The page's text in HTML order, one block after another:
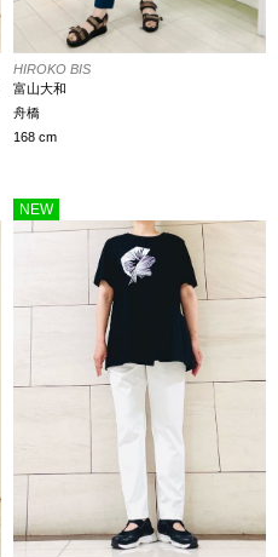
HIROKO BIS
富山大和
舟橋
168 cm
NEW